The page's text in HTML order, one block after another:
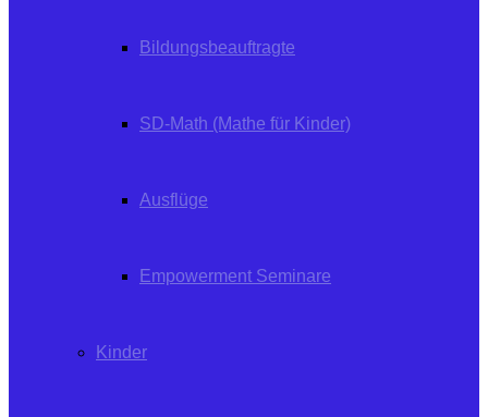
Bildungsbeauftragte
SD-Math (Mathe für Kinder)
Ausflüge
Empowerment Seminare
Kinder